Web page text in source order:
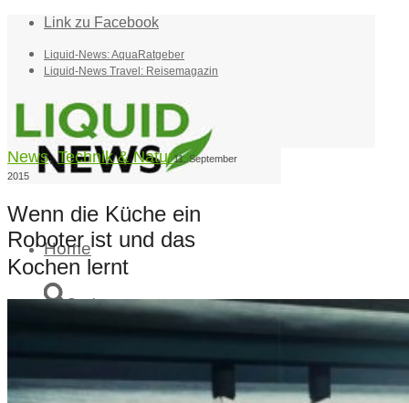
Link zu Facebook
Liquid-News: AquaRatgeber
Liquid-News Travel: Reisemagazin
Home
Suche
Menü
News,Technik & Natur11. September
2015
Wenn die Küche ein
Roboter ist und das
Kochen lernt